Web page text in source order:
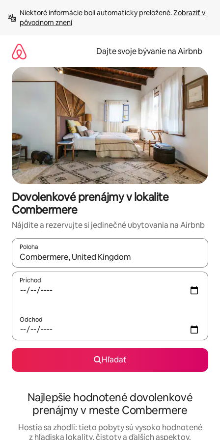
obsah.
Niektoré informácie boli automaticky preložené. Zobraziť v
pôvodnom znení
Dajte svoje bývanie na Airbnb
Dovolenkové prenájmy v lokalite
Combermere
Nájdite a rezervujte si jedinečné ubytovania na Airbnb
Poloha
Keď budú výsledky k dispozícii, môžete si ich prechádzať
Príchod
Odchod
Hľadať
Najlepšie hodnotené dovolenkové
prenájmy v meste Combermere
Hostia sa zhodli: tieto pobyty sú vysoko hodnotené
z hľadiska lokality, čistoty a ďalších aspektov.